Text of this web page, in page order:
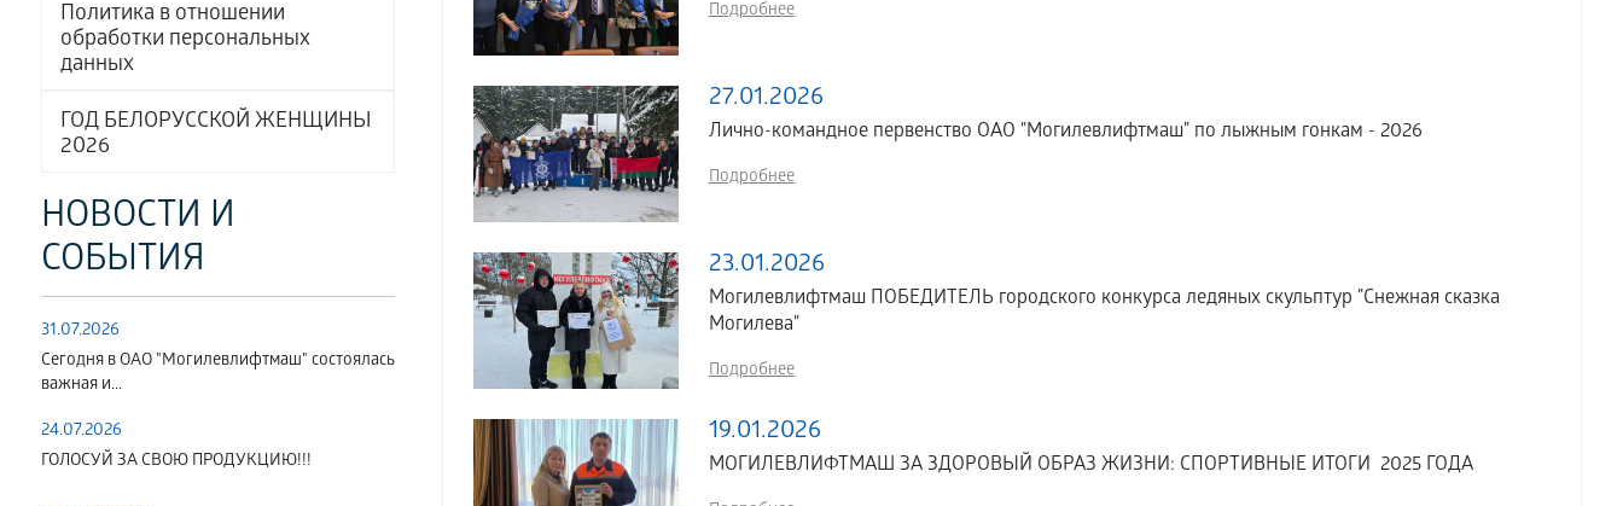
Политика в отношении
обработки персональных
данных
ГОД БЕЛОРУССКОЙ ЖЕНЩИНЫ
2026
НОВОСТИ И
СОБЫТИЯ
31.07.2026
Сегодня в ОАО "Могилевлифтмаш" состоялась
важная и...
24.07.2026
ГОЛОСУЙ ЗА СВОЮ ПРОДУКЦИЮ!!!
Подробнее
27.01.2026
Лично-командное первенство ОАО "Могилевлифтмаш" по лыжным гонкам - 2026
Подробнее
23.01.2026
Могилевлифтмаш ПОБЕДИТЕЛЬ городского конкурса ледяных скульптур "Снежная сказка
Могилева"
Подробнее
19.01.2026
МОГИЛЕВЛИФТМАШ ЗА ЗДОРОВЫЙ ОБРАЗ ЖИЗНИ: СПОРТИВНЫЕ ИТОГИ 2025 ГОДА